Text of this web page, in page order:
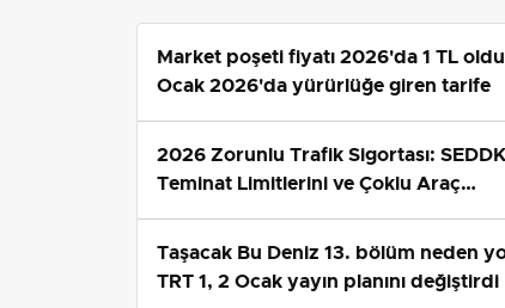
Market poşeti fiyatı 2026'da 1 TL
Ocak 2026'da yürürlüğe giren tarife
2026 Zorunlu Trafik Sigortası: SEDDK
Teminat Limitlerini ve Çoklu Araç
Taşacak Bu Deniz 13. bölüm neden
TRT 1, 2 Ocak yayın planını değiştirdi